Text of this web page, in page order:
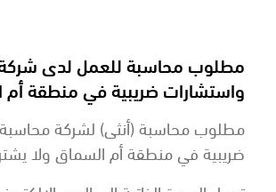
مطلوب محاسبة للعمل لدى
واستشارات ضريبية في منطقة
مطلوب محاسبة (أنثى) لشركة
ضريبية في منطقة أم السماق ولا